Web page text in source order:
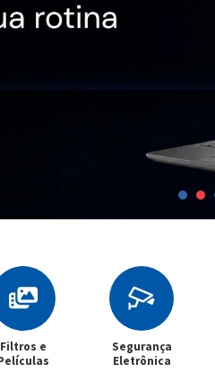
Segurança
Energia e
Eletrônica